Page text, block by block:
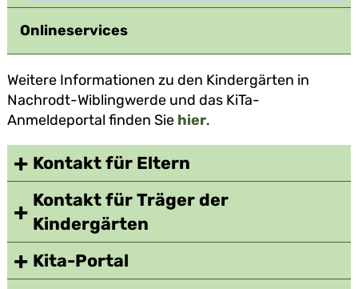
Onlineservices
Weitere Informationen zu den Kindergärten in
Nachrodt-Wiblingwerde und das KiTa-
Anmeldeportal finden Sie hier.
Kontakt für Eltern
Kontakt für Träger der
Kindergärten
Kita-Portal